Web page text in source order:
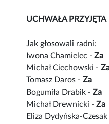
UCHWAŁA PRZYJĘTA
Jak głosowali radni:
Iwona Chamielec -Za
Michał Ciechowski -
Tomasz Daros -Za
Bogumiła Drabik -Za
Michał Drewnicki -Za
Eliza Dydyńska-